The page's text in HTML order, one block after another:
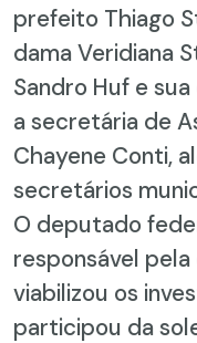
prefeito Thiago
dama Veridiana
Sandro Huf e
a secretária de
Chayene Conti,
secretários
O deputado
responsável
viabilizou os
participou da